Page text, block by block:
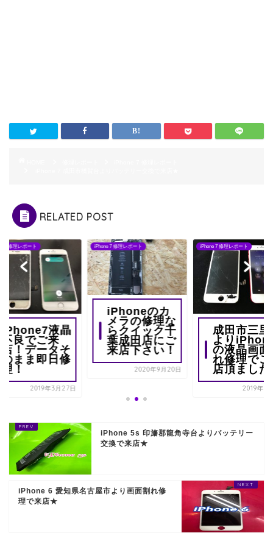
RELATED POST
7 修理レポート
iPhone7液晶
不良でご来
店！データそ
のまま即日修
理！
2019年3月27日
iPhone 7 修理レポート
iPhoneのカ
メラの修理な
らクイック千
葉成田店にご
来店下さい！
2020年9月20日
iPhone 7 修理レポート
成田市三里
より
の液晶画面
れ修理でご
店頂まし
2019年5
iPhone 5s 印旛郡龍角寺台よりバッテリー
交換で来店★
iPhone 6 愛知県名古屋市より画面割れ修
理で来店★